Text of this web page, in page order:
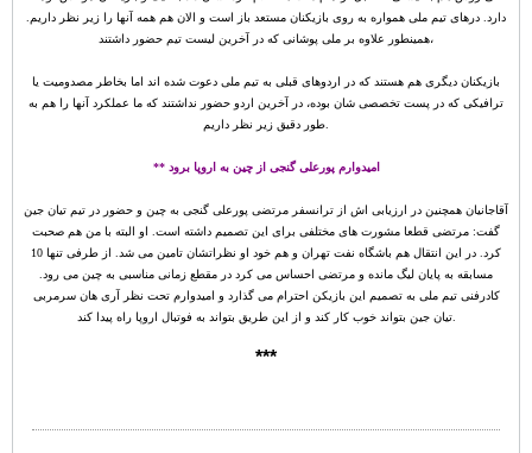
دارد. درهای تیم ملی همواره به روی بازیکنان مستعد باز است و الان هم همه آنها را زیر نظر داریم.
همینطور علاوه بر ملی پوشانی که در آخرین لیست تیم حضور داشتند،
بازیکنان دیگری هم هستند که در اردوهای قبلی به تیم ملی دعوت شده اند اما بخاطر مصدومیت یا
ترافیکی که در پست تخصصی شان بوده، در آخرین اردو حضور نداشتند که ما عملکرد آنها را هم به
** امیدوارم پورعلی گنجی از چین به اروپا برود
آقاجانیان همچنین در ارزیابی اش از ترانسفر مرتضی پورعلی گنجی به چین و حضور در تیم تیان جین
گفت: مرتضی قطعا مشورت های مختلفی برای این تصمیم داشته است. او البته با من هم صحبت
کرد. در این انتقال هم باشگاه نفت تهران و هم خود او نظراتشان تامین می شد. از طرفی تنها 10
مسابقه به پایان لیگ مانده و مرتضی احساس می کرد در مقطع زمانی مناسبی به چین می رود.
کادرفنی تیم ملی به تصمیم این بازیکن احترام می گذارد و امیدوارم تحت نظر آری هان سرمربی
تیان جین بتواند خوب کار کند و از این طریق بتواند به فوتبال اروپا راه پیدا کند.
***